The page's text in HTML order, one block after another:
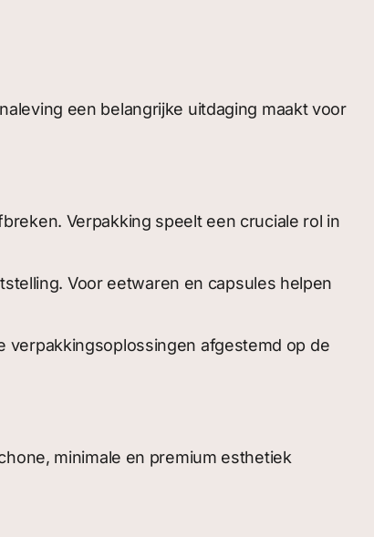
een belangrijke uitdaging maakt voor
Verpakking speelt een cruciale rol in
Voor eetwaren en capsules helpen
verpakkingsoplossingen afgestemd op de
minimale en premium esthetiek